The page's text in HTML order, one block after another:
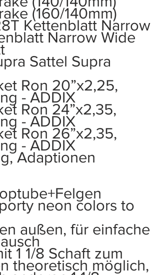
(160/140mm)
Kettenblatt Narrow
Narrow Wide
Sattel Supra
Ron 20”x2,25,
- ADDIX
Ron 24”x2,35,
- ADDIX
Ron 26”x2,35,
- ADDIX
Adaptionen
neon colors to
außen, für einfache
1 1/8 Schaft zum
theoretisch möglich,